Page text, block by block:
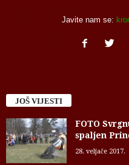
Javite nam se:
JOŠ VIJESTI
FOTO
spaljen
28. veljače 2017.